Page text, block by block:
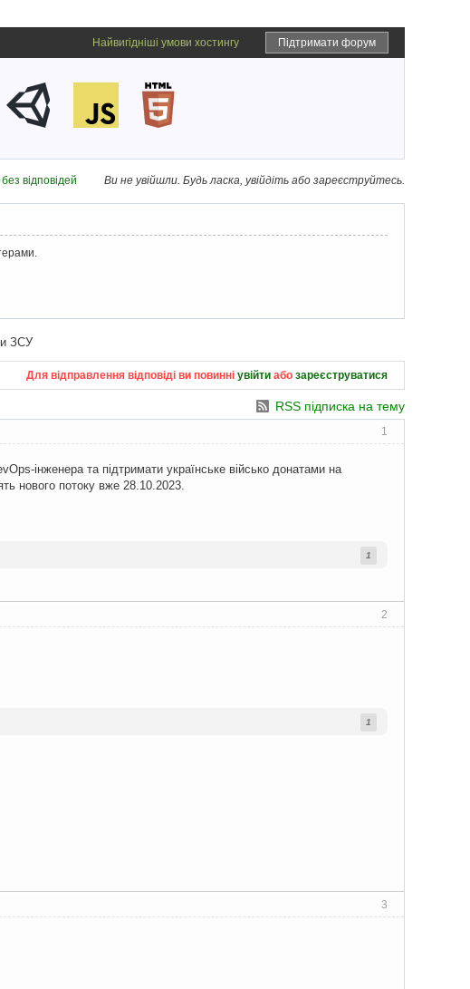
Підтримати форум
Найвигідніші умови хостингу
Ви не увійшли. Будь ласка, увійдіть або зареєструйтесь.
відповідей
ЗСУ
Для відправлення відповіді ви повинні увійти або зареєструватися
RSS підписка на тему
1
інженера та підтримати українське військо донатами на
нового потоку вже 28.10.2023.
1
2
1
3